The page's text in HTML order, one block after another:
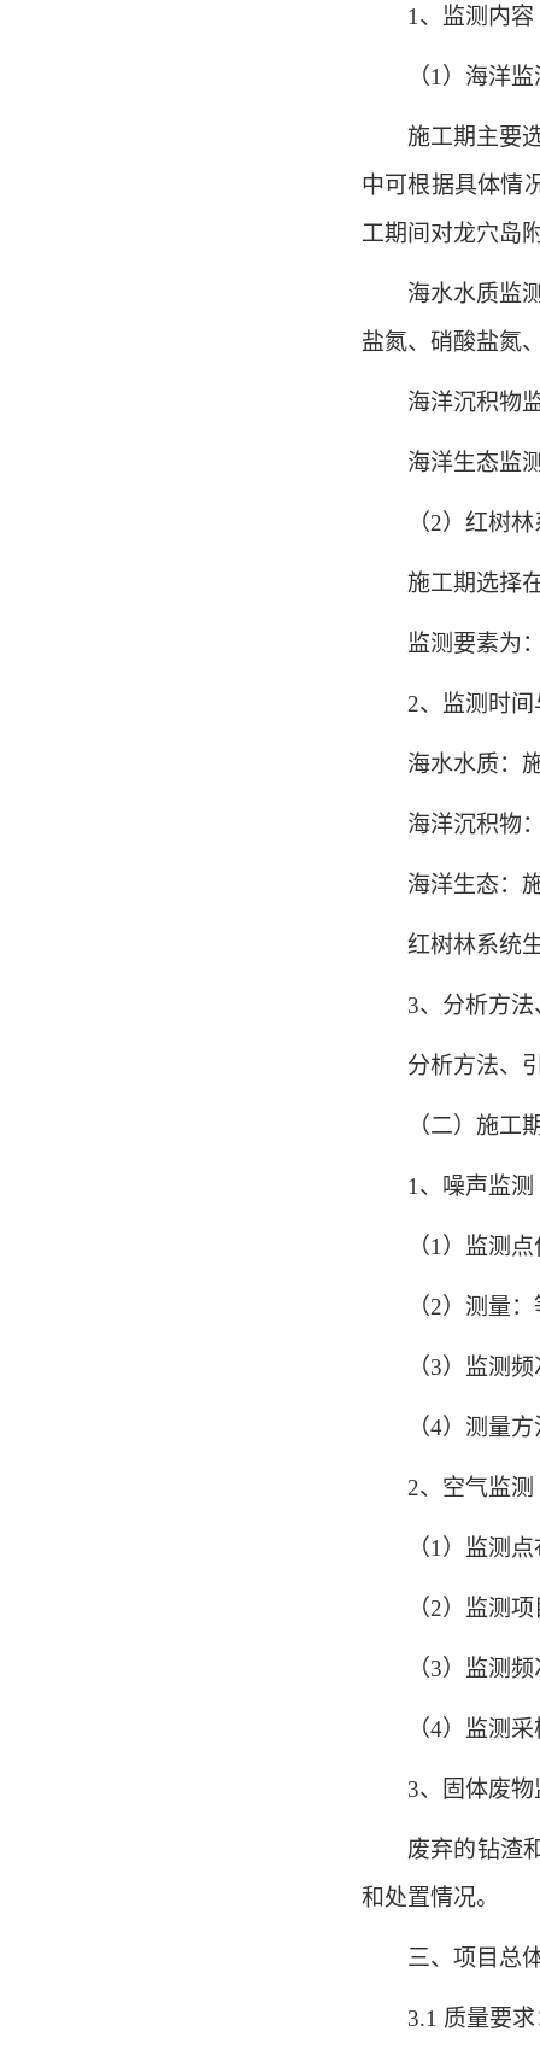
1、监测内容
（1）海洋
施工期主要
中可根据具体情
工期间对龙穴岛
海水水质监
盐氮、硝酸盐氮
海洋沉积物
海洋生态监
（2）红树
施工期选择
监测要素为
2、监测时
海水水质：
海洋沉积物
海洋生态：
红树林系统
3、分析方
分析方法、
（二）施工
1、噪声监测
（1）监测
（2）测量
（3）监测
（4）测量
2、空气监测
（1）监测
（2）监测
（3）监测
（4）监测
3、固体废物
废弃的钻渣
和处置情况。
三、项目总
3.1 质量要